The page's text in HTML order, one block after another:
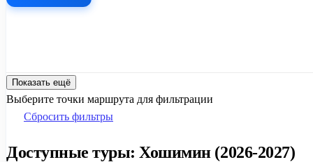
Показать ещё
Выберите точки маршрута для фильтрации
Сбросить фильтры
Доступные туры: Хошимин (2026-2027)